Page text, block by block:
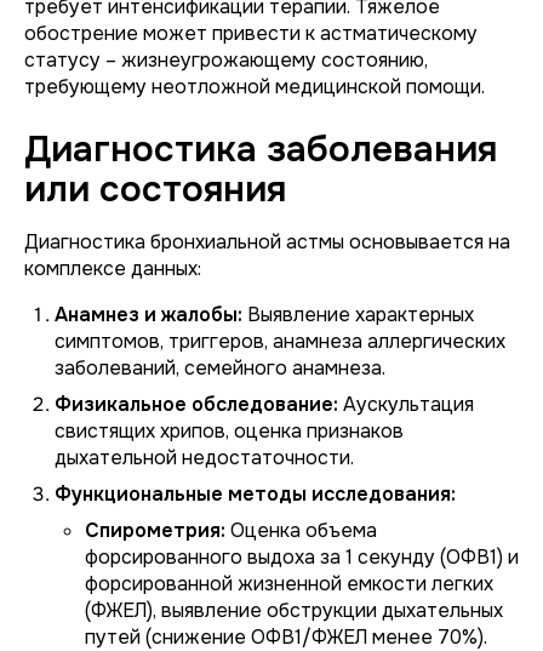
требует интенсификации терапии. Тяжелое
обострение может привести к астматическому
статусу – жизнеугрожающему состоянию,
требующему неотложной медицинской помощи.
Диагностика заболевания
или состояния
Диагностика бронхиальной астмы основывается на
комплексе данных:
Анамнез и жалобы: Выявление характерных
симптомов, триггеров, анамнеза аллергических
заболеваний, семейного анамнеза.
Физикальное обследование: Аускультация
свистящих хрипов, оценка признаков
дыхательной недостаточности.
Функциональные методы исследования:
Спирометрия: Оценка объема
форсированного выдоха за 1 секунду (ОФВ1) и
форсированной жизненной емкости легких
(ФЖЕЛ), выявление обструкции дыхательных
путей (снижение ОФВ1/ФЖЕЛ менее 70%).